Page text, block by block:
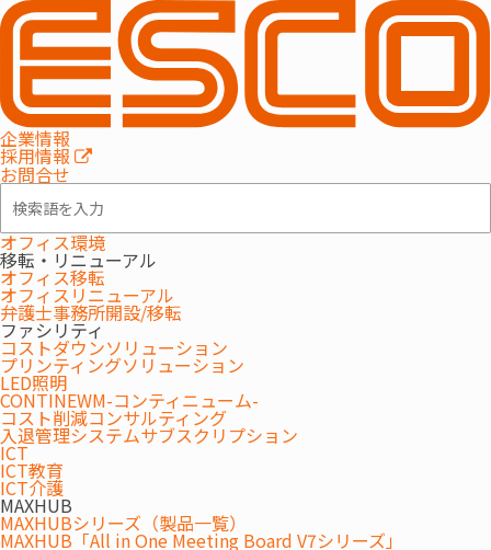
企業情報
採用情報
お問合せ
オフィス環境
移転・リニューアル
オフィス移転
オフィスリニューアル
弁護士事務所開設/移転
ファシリティ
コストダウンソリューション
プリンティングソリューション
LED照明
CONTINEWM-コンティニューム-
コスト削減コンサルティング
入退管理システムサブスクリプション
ICT
ICT教育
ICT介護
MAXHUB
MAXHUBシリーズ（製品一覧）
MAXHUB「All in One Meeting Board V7シリーズ」
絆Core居宅支援
サービス）
【利用者管理】【訪問介護計画】【サービス管理】
【ケア記録】【請求管理】
MENU
特長